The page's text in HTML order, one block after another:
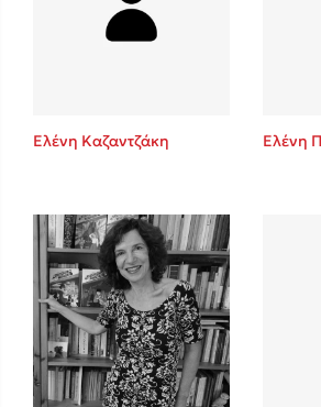
Φυστίκι ΠουΚυλάει
Sebastian Fitzek
Κατρίνα Τσάνταλη
Lucinda Riley
Mimi Matthews
Benzamin Bécue
Rebecca Yarros
Teo Benedetti
Τζένη Κουτσοδημητροπούλου
Ελένη Καζαντζάκη Ελένη